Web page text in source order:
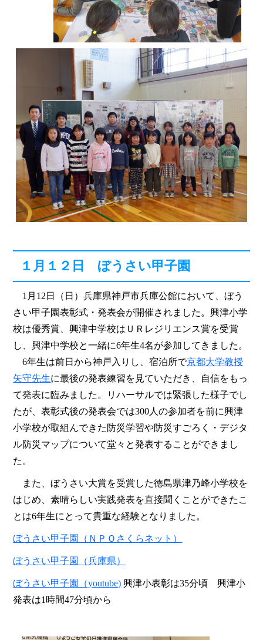
１月１２日 ぼうさい甲子園
1月12日（日）兵庫県神戸市兵庫公館において、ぼう
さい甲子園表彰式・発表会が開催されました。興津小学
校は優秀賞、興津中学校はＵＲレジリエンス賞を受賞
し、興津中学校と一緒に6年生4名が参加してきました。
6年生は前日から神戸入りし、宿泊所で京都大学教授
矢守先生に最後の発表練習を見ていただき、自信をもっ
て発表に臨みました。リハーサルでは緊張した様子でし
たが、表彰式後の発表会では300人の参加者を前に興津
小学校が取組んできた防災学習や防災すごろく・デジタ
ル防災マップについて堂々と発表することができまし
た。
また、ぼうさい大賞を受賞した徳島県津乃峰小学校を
はじめ、素晴らしい実践発表を直接聞くことができたこ
とは6年生にとって貴重な経験となりました。
ぼうさい甲子園（ＮＰＯさくらネット）
ぼうさい甲子園（兵庫県）
ぼうさい甲子園（youtube) 興津小表彰は35分頃 興津小
発表は1時間47分頃から